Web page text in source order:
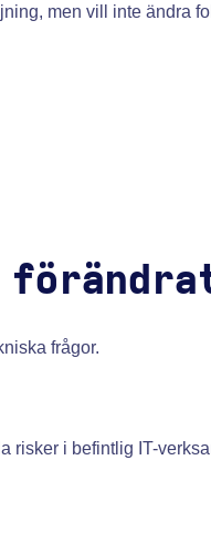
men vill inte ändra
frågor.
risker i befintlig IT-